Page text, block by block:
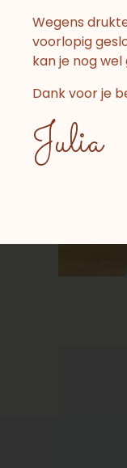
Wegens
voorlopig
kan je nog
Dank voor je
Julia